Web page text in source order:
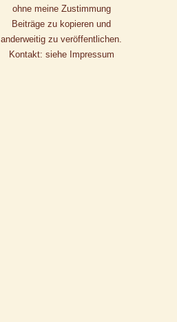
ohne meine Zustimmung
Beiträge zu kopieren und
anderweitig zu veröffentlichen.
Kontakt: siehe Impressum